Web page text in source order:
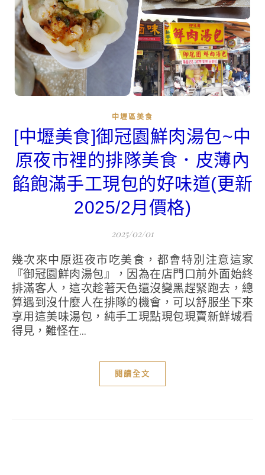
中壢區美食
[中壢美食]御冠園鮮肉湯包~中
原夜市裡的排隊美食．皮薄內
餡飽滿手工現包的好味道(更新
2025/2月價格)
2025/02/01
幾次來中原逛夜市吃美食，都會特別注意這家
『御冠園鮮肉湯包』，因為在店門口前外面始終
排滿客人，這次趁著天色還沒變黑趕緊跑去，總
算遇到沒什麼人在排隊的機會，可以舒服坐下來
享用這美味湯包，純手工現點現包現賣新鮮城看
得見，難怪在...
閱讀全文